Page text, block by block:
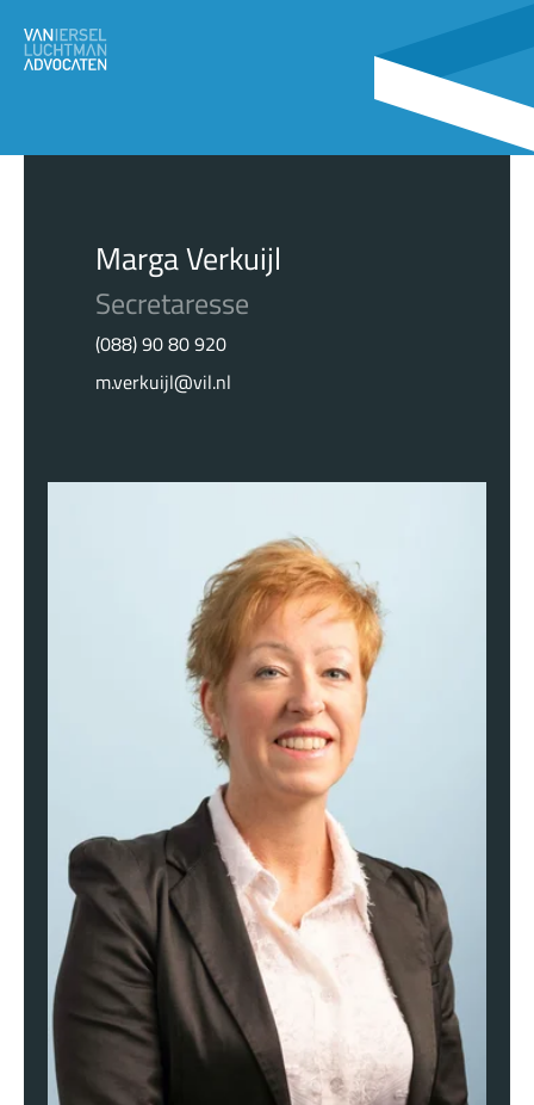
Marga Verkuijl
Secretaresse
(088) 90 80 920
m.verkuijl@vil.nl